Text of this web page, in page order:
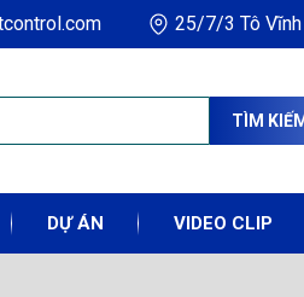
25/7/3 Tô Vĩnh
TÌM KIẾM
DỰ ÁN VIDEO CLIP